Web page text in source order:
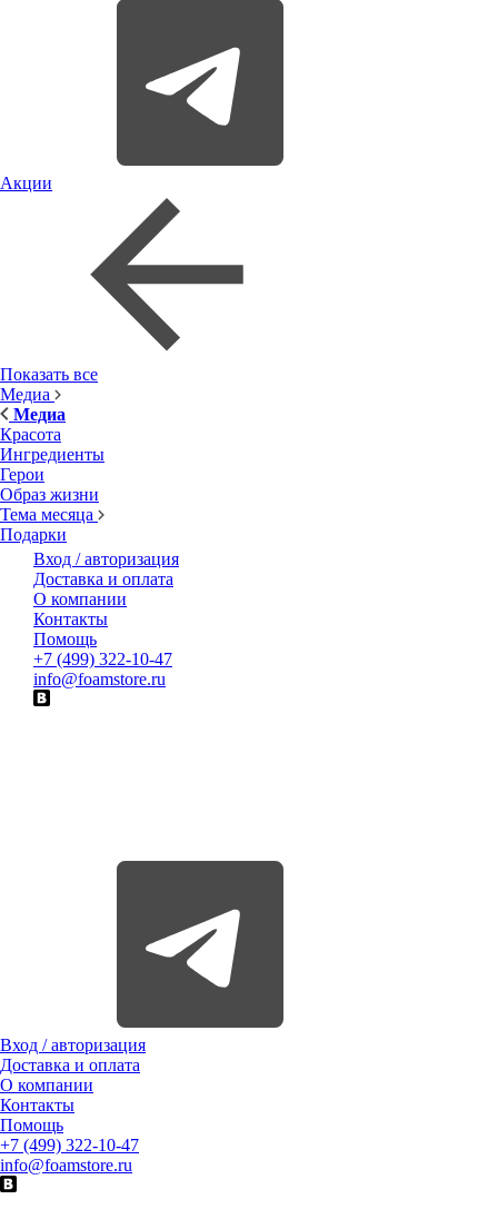
Акции
Показать все
Медиа
Медиа
Красота
Ингредиенты
Герои
Образ жизни
Тема месяца
Подарки
Вход / авторизация
Доставка и оплата
О компании
Контакты
Помощь
+7 (499) 322-10-47
info@foamstore.ru
Вход / авторизация
Доставка и оплата
О компании
Контакты
Помощь
+7 (499) 322-10-47
info@foamstore.ru